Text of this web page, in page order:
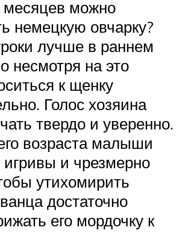
месяцев можно
немецкую овчарку?
лучше в раннем
несмотря на это
к щенку
Голос хозяина
твердо и уверенно.
возраста малыши
игривы и чрезмерно
утихомирить
достаточно
его мордочку к